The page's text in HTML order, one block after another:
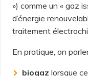
») comme un « gaz
d’énergie
traitement
En pratique, on
biogaz lorsque